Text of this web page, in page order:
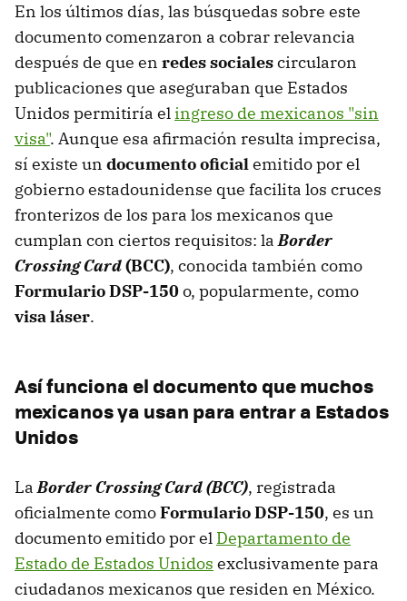
En los últimos días, las búsquedas sobre este
documento comenzaron a cobrar relevancia
después de que en redes socialescircularon
publicaciones que aseguraban que Estados
Unidos permitiría elingreso de mexicanos "sin
visa". Aunque esa afirmación resulta imprecisa,
sí existe un documento oficialemitido por el
gobierno estadounidense que facilita los cruces
fronterizos de los para los mexicanos que
cumplan con ciertos requisitos: laBorder
Crossing Card(BCC), conocida también como
Formulario DSP-150o, popularmente, como
visa láser.
Así funciona el documento que muchos
mexicanos ya usan para entrar a Estados
Unidos
LaBorder Crossing Card (BCC), registrada
oficialmente comoFormulario DSP-150, es un
documento emitido por el Departamento de
Estado de Estados Unidos exclusivamente para
ciudadanos mexicanos que residen en México.